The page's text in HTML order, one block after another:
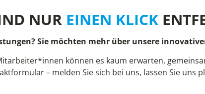
NUR EINEN KLICK
Sie möchten mehr über unsere
können es kaum erwarten,
– melden Sie sich bei uns, lassen Sie uns